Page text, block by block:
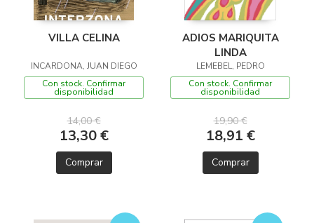
VILLA CELINA
INCARDONA, JUAN DIEGO
Con stock. Confirmar
disponibilidad
14,00 €
13,30 €
Comprar
ADIOS MARIQUITA
LINDA
LEMEBEL, PEDRO
Con stock. Confirmar
disponibilidad
19,90 €
18,91 €
Comprar